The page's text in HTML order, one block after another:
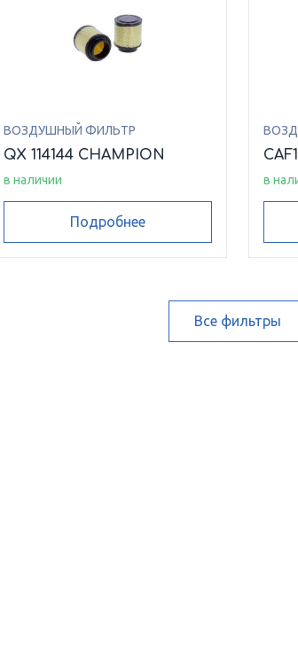
ВОЗДУШНЫЙ ФИЛЬТР
QX 114144 CHAMPION
в наличии
Подробнее
в
Все фильтры